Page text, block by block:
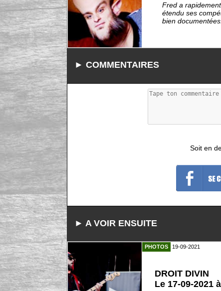
Fred a
étendu ses
bien
► COMMENTAIRES
Soit en
► A VOIR ENSUITE
PHOTOS 19-09-2021
DROIT DIVIN
Le 17-09-2021